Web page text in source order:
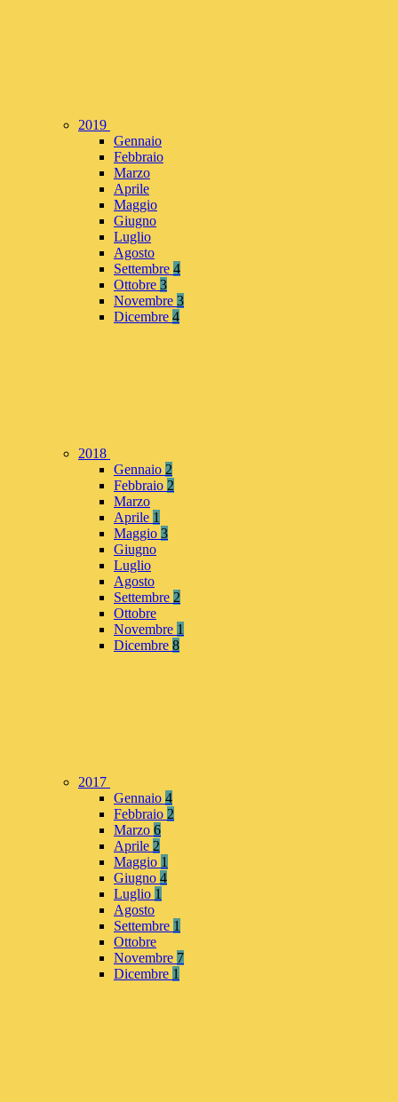
2019
Gennaio
Febbraio
Marzo
Aprile
Maggio
Giugno
Luglio
Agosto
Settembre 4
Ottobre 3
Novembre 3
Dicembre 4
2018
Gennaio 2
Febbraio 2
Marzo
Aprile 1
Maggio 3
Giugno
Luglio
Agosto
Settembre 2
Ottobre
Novembre 1
Dicembre 8
2017
Gennaio 4
Febbraio 2
Marzo 6
Aprile 2
Maggio 1
Giugno 4
Luglio 1
Agosto
Settembre 1
Ottobre
Novembre 7
Dicembre 1